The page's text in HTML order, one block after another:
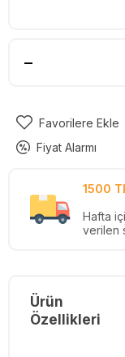
Favorilere Ekle
Fiyat Alarmı
1500
Hafta
verilen
Ürün
Özellikleri